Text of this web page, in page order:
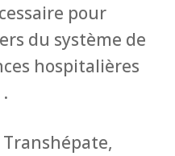
pour
du système de
hospitalières